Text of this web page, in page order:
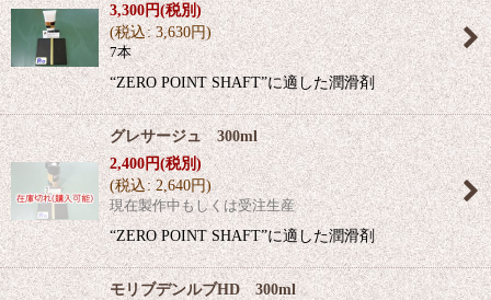
3,300円(税別)
(税込: 3,630円)
7本
“ZERO POINT SHAFT”に適した潤滑剤
グレサージュ 300ml
2,400円(税別)
(税込: 2,640円)
現在製作中もしくは受注生産
“ZERO POINT SHAFT”に適した潤滑剤
モリブデンルブHD 300ml